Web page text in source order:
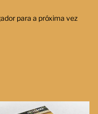
para a próxima vez